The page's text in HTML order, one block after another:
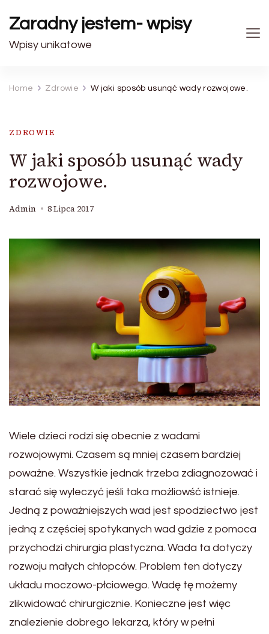
Zaradny jestem- wpisy
Wpisy unikatowe
Home Zdrowie W jaki sposób usunąć wady rozwojowe.
ZDROWIE
W jaki sposób usunąć wady
rozwojowe.
Admin 8 Lipca 2017
Wiele dzieci rodzi się obecnie z wadami
rozwojowymi. Czasem są mniej czasem bardziej
poważne. Wszystkie jednak trzeba zdiagnozować i
starać się wyleczyć jeśli taka możliowść istnieje.
Jedną z poważniejszych wad jest spodziectwo jest
jedną z częściej spotykanych wad gdzie z pomoca
przychodzi chirurgia plastyczna. Wada ta dotyczy
rozwoju małych chłopców. Problem ten dotyczy
układu moczowo-płciowego. Wadę tę możemy
zlikwidować chirurgicznie. Konieczne jest więc
znalezienie dobrego lekarza, który w pełni